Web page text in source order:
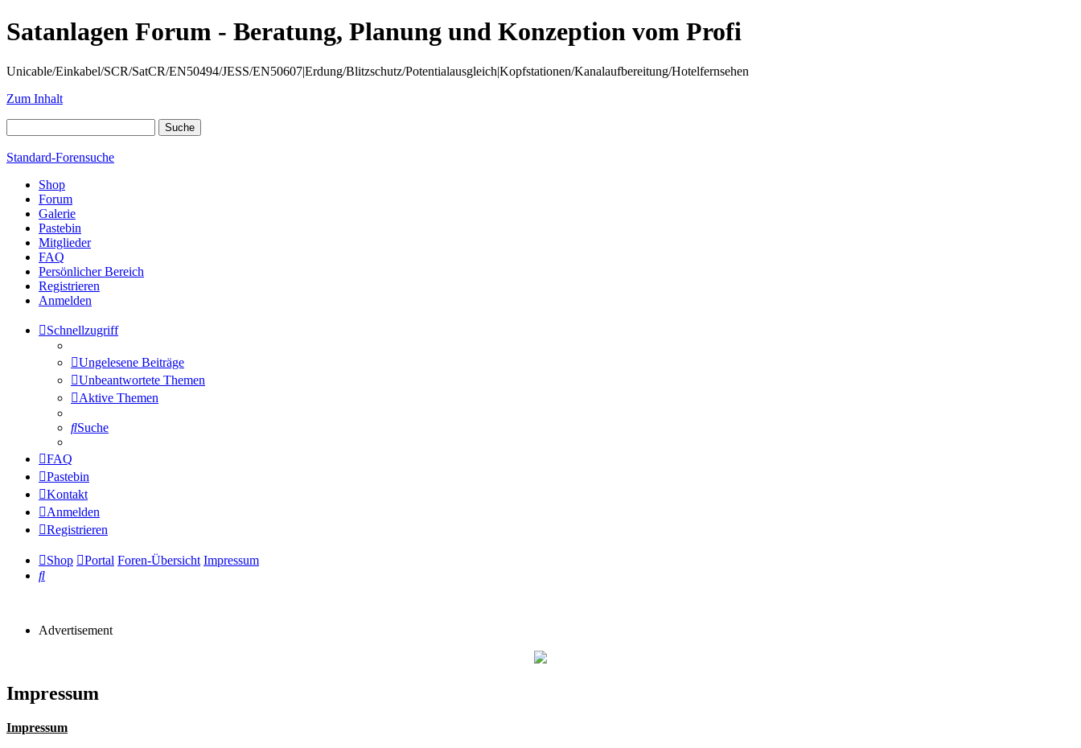
Satanlagen Forum - Beratung, Planung und Konzeption vom Profi
Unicable/Einkabel/SCR/SatCR/EN50494/JESS/EN50607|Erdung/Blitzschutz/Potentialausgleich|Kopfstationen/Kanalaufbereitung/Hotelfernsehen
Zum Inhalt
Standard-Forensuche
Shop
Forum
Galerie
Pastebin
Mitglieder
FAQ
Persönlicher Bereich
Registrieren
Anmelden
Schnellzugriff
Ungelesene Beiträge
Unbeantwortete Themen
Aktive Themen
Suche
FAQ
Pastebin
Kontakt
Anmelden
Registrieren
Shop Portal Foren-Übersicht Impressum
Suche
Advertisement
Impressum
Impressum